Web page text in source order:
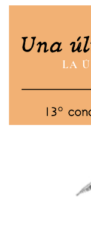
LA
CON
CON